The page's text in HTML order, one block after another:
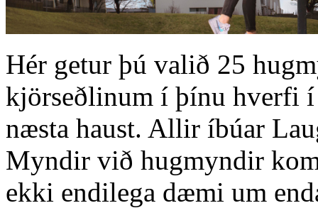
Hér getur þú valið 25
kjörseðlinum í þínu hverfi
næsta haust. Allir íbúar
Myndir við hugmyndir
ekki endilega dæmi um